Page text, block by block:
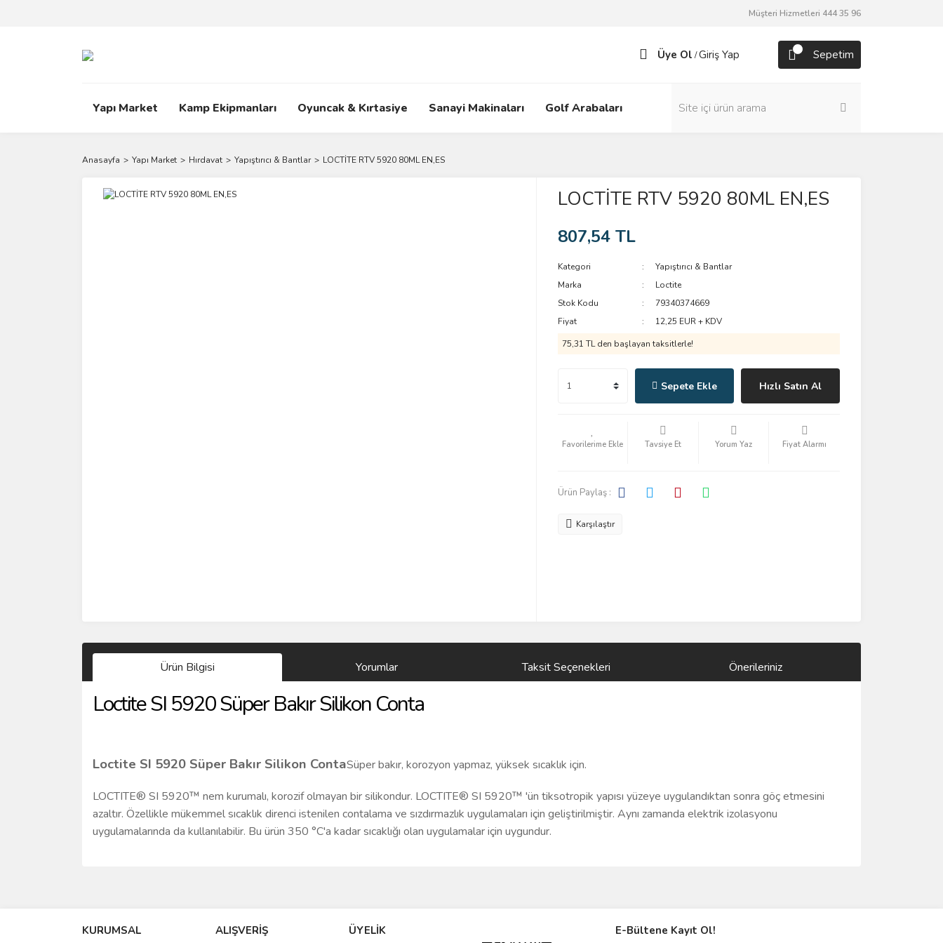
Müşteri Hizmetleri 444 35 96
Üye Ol /Giriş Yap Sepetim
Yapı Market Kamp Ekipmanları Oyuncak & Kırtasiye Sanayi Makinaları Golf Arabaları
Anasayfa Yapı Market Hırdavat Yapıştırıcı & Bantlar LOCTİTE RTV 5920 80ML EN,ES
LOCTİTE RTV 5920 80ML EN,ES
807,54 TL
Kategori
Yapıştırıcı & Bantlar
Marka
Loctite
Stok Kodu
79340374669
Fiyat
12,25 EUR + KDV
75,31 TL den başlayan taksitlerle!
Sepete Ekle Hızlı Satın Al
Tavsiye Et Yorum Yaz Fiyat Alarmı
Ürün Paylaş :
Karşılaştır
Ürün Bilgisi Yorumlar Taksit Seçenekleri Önerileriniz
Loctite SI 5920 Süper Bakır Silikon Conta
Loctite SI 5920 Süper Bakır Silikon ContaSüper bakır, korozyon yapmaz, yüksek sıcaklık için.
LOCTITE® SI 5920™ nem kurumalı, korozif olmayan bir silikondur. LOCTITE® SI 5920™ 'ün tiksotropik yapısı yüzeye uygulandıktan sonra göç etmesini
azaltır. Özellikle mükemmel sıcaklık direnci istenilen contalama ve sızdırmazlık uygulamaları için geliştirilmiştir. Aynı zamanda elektrik izolasyonu
uygulamalarında da kullanılabilir. Bu ürün 350 °C'a kadar sıcaklığı olan uygulamalar için uygundur.
Ürün resmi kalitesiz, bozuk veya görüntülenemiyor.
KURUMSAL ALIŞVERİŞ ÜYELİK E-Bültene Kayıt Ol!